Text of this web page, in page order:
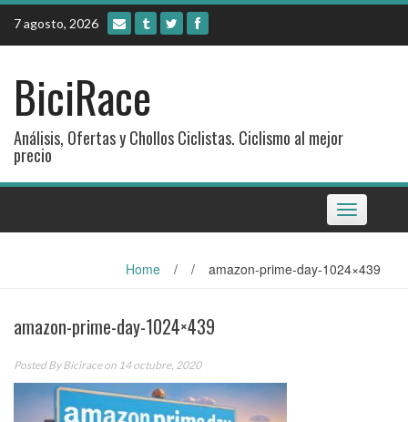
Skip
content
7 agosto, 2026
BiciRace
Análisis, Ofertas y Chollos Ciclistas. Ciclismo al mejor
precio
Toggle
navigation
Home / / amazon-prime-day-1024×439
amazon-prime-day-1024×439
Posted ByBiciraceon 14 octubre, 2020